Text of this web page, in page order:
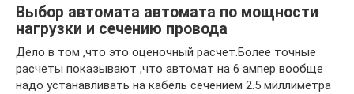
Выбор автомата автомата по мощности
нагрузки и сечению провода
Дело в том ,что это оценочный расчет.Более точные
расчеты показывают ,что автомат на 6 ампер вообще
надо устанавливать на кабель сечением 2.5 миллиметра